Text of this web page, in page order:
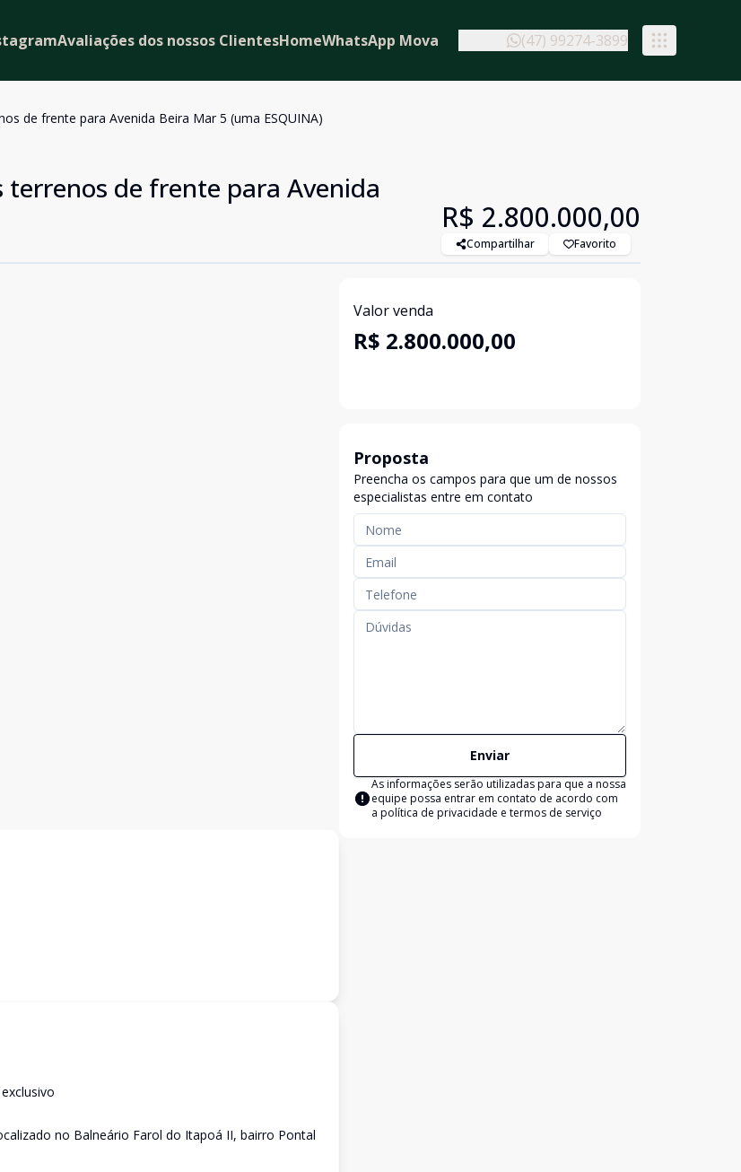
Avaliações dos nossos ClientesHomeWhatsApp Mova (47) 99274-3899
de frente para Avenida Beira Mar 5 (uma ESQUINA)
terrenos de frente para Avenida
R$ 2.800.000,00
Compartilhar Favorito
exclusivo
no Balneário Farol do Itapoá II, bairro Pontal
Valor venda
R$ 2.800.000,00
Proposta
Preencha os campos para que um de nossos
especialistas entre em contato
Enviar
As informações serão utilizadas para que a nossa
equipe possa entrar em contato de acordo com
a política de privacidade e termos de serviço